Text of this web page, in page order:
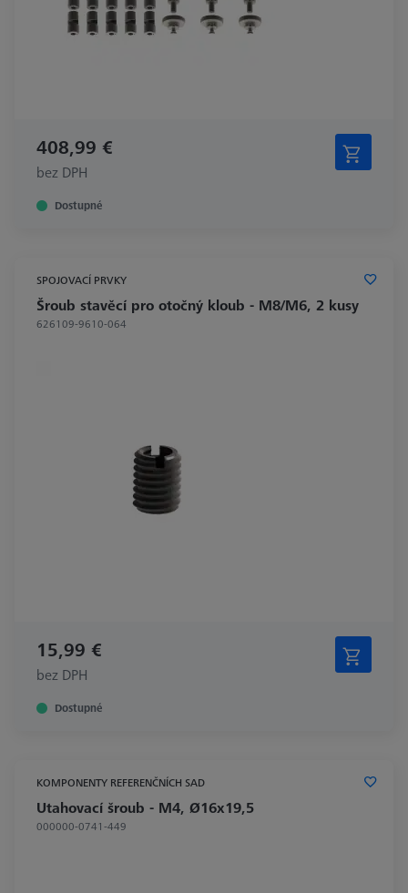
408,99 €
bez DPH
Dostupné
SPOJOVACÍ PRVKY
Šroub stavěcí pro otočný kloub - M8/M6, 2 kusy
626109-9610-064
15,99 €
bez DPH
Dostupné
KOMPONENTY REFERENČNÍCH SAD
Utahovací šroub - M4, Ø16x19,5
000000-0741-449